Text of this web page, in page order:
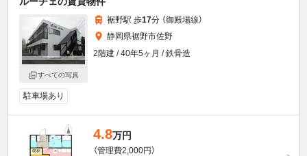
すべての写真
裾野駅 歩17分 （御殿場線）
静岡県裾野市佐野
2階建 / 40年5ヶ月 / 鉄骨造
駐車場あり
4.8万円
（管理費2,000円）